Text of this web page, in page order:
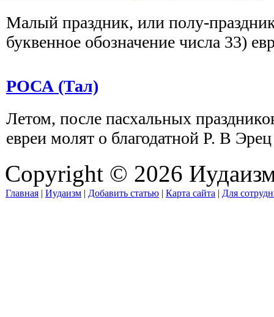
Малый праздник, или полу-
буквенное обозначение числа 33)
РОСА (Тал)
Летом, после пасхальных
евреи молят о благодатной Р. В
Copyright © 2026
Главная | Иудаизм | Добавить статью | Карта сайта | Для